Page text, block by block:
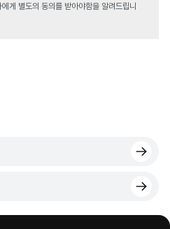
게 별도의 동의를 받아야함을 알려드립니